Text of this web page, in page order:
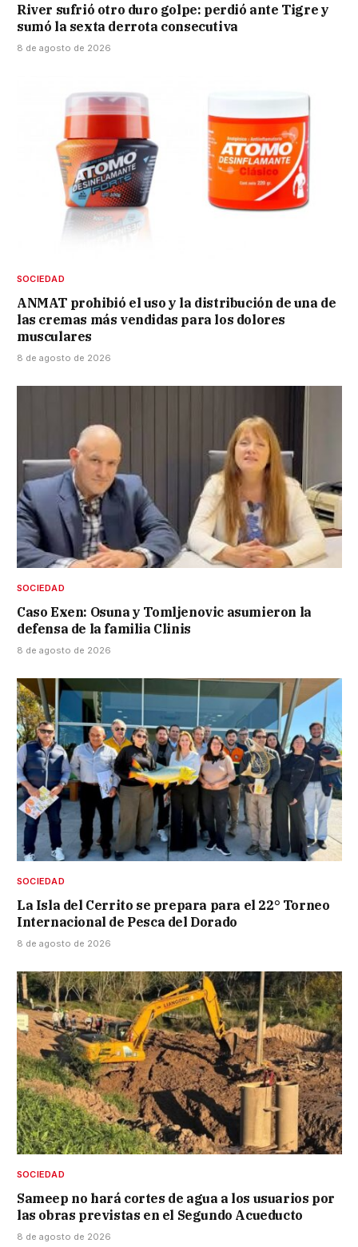
River sufrió otro duro golpe: perdió ante Tigre y
sumó la sexta derrota consecutiva
8 de agosto de 2026
SOCIEDAD
ANMAT prohibió el uso y la distribución de una de
las cremas más vendidas para los dolores
musculares
8 de agosto de 2026
SOCIEDAD
Caso Exen: Osuna y Tomljenovic asumieron la
defensa de la familia Clinis
8 de agosto de 2026
SOCIEDAD
La Isla del Cerrito se prepara para el 22° Torneo
Internacional de Pesca del Dorado
8 de agosto de 2026
SOCIEDAD
Sameep no hará cortes de agua a los usuarios por
las obras previstas en el Segundo Acueducto
8 de agosto de 2026